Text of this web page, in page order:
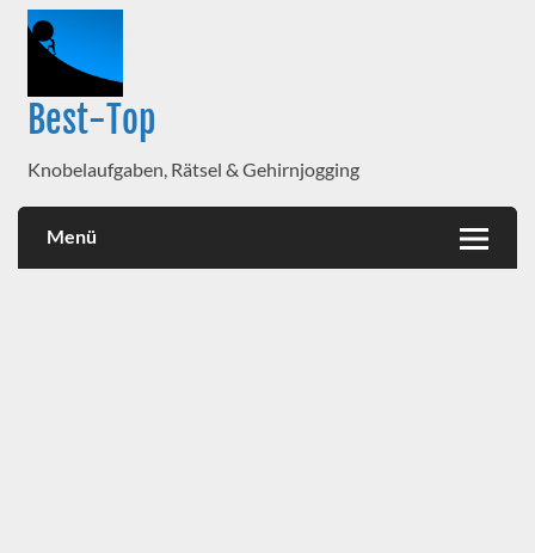
Best-Top
Knobelaufgaben, Rätsel & Gehirnjogging
Menü